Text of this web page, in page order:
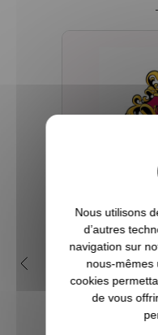
Quelles
dans la
Depuis sa
plus encore
Nous utilisons
d’autres
navigation sur
nous-mêmes
cookies
de vous